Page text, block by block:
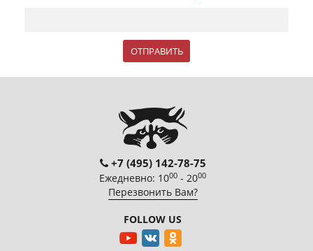
+7 (495) 142-78-75
Ежедневно: 1000 - 2000
Перезвонить Вам?
FOLLOW US